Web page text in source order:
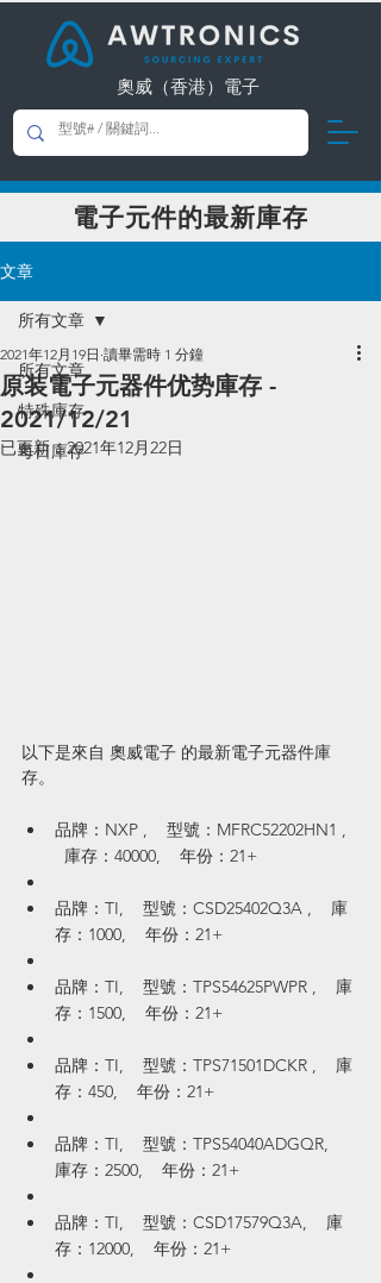
奧威（香港）電子
​電子元件的最新庫存
文章
所有文章
特殊庫存
每日庫存
所有文章
原装電子元器件优势庫存 -
2021/12/21
2021年12月19日 讀畢需時 1 分鐘
已更新：2021年12月22日
以下是來自 奧威電子 的最新電子元器件庫
存。
品牌：NXP ,    型號：MFRC52202HN1 ,
  庫存：40000,    年份：21+
品牌：TI,    型號：CSD25402Q3A ,    庫
存：1000,    年份：21+
品牌：TI,    型號：TPS54625PWPR ,    庫
存：1500,    年份：21+
品牌：TI,    型號：TPS71501DCKR ,    庫
存：450,    年份：21+
品牌：TI,    型號：TPS54040ADGQR,
庫存：2500,    年份：21+
品牌：TI,    型號：CSD17579Q3A,    庫
存：12000,    年份：21+